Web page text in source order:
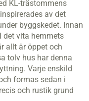
KL-trästommens
av det
byggskedet. Innan
det vita hemmets
allt är öppet och
tolv hus har denna
Varje enskild
formas sedan i
och rustik grund